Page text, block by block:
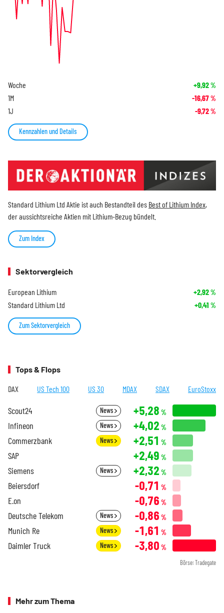
Woche +9,92%
1M -16,67%
1J -9,72%
Kennzahlen und Details
Standard Lithium Ltd Aktie ist auch Bestandteil des Best of Lithium Index,
der aussichtsreiche Aktien mit Lithium-Bezug bündelt.
Zum Index
Sektorvergleich
European Lithium +2,92%
Standard Lithium Ltd +0,41 %
Zum Sektorvergleich
Tops & Flops
DAX US Tech 100 US 30 MDAX SDAX EuroStoxx
Scout24 News +5,28 %
Infineon News +4,02 %
Commerzbank News +2,51 %
SAP +2,49 %
Siemens News +2,32 %
Beiersdorf -0,71 %
E.on -0,76 %
Deutsche Telekom News -0,86 %
Munich Re News -1,61 %
Daimler Truck News -3,80 %
Börse: Tradegate
Mehr zum Thema